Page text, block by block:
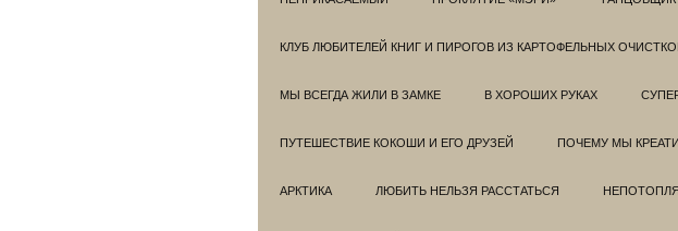
КЛУБ ЛЮБИТЕЛЕЙ КНИГ И ПИРОГОВ ИЗ КАРТОФЕЛЬНЫХ
МЫ ВСЕГДА ЖИЛИ В ЗАМКЕ В ХОРОШИХ РУКАХ
ПУТЕШЕСТВИЕ КОКОШИ И ЕГО ДРУЗЕЙ ПОЧЕМУ МЫ
АРКТИКА ЛЮБИТЬ НЕЛЬЗЯ РАССТАТЬСЯ